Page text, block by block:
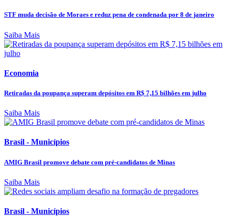
STF muda decisão de Moraes e reduz pena de condenada por 8 de janeiro
Saiba Mais
Economia
Retiradas da poupança superam depósitos em R$ 7,15 bilhões em julho
Saiba Mais
Brasil - Municípios
AMIG Brasil promove debate com pré-candidatos de Minas
Saiba Mais
Brasil - Municípios